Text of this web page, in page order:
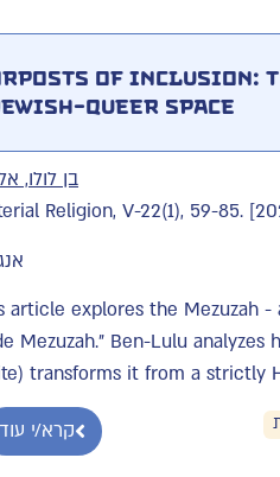
of Inclusion:
Queer Space
בן לולו,
Religion, V-22(1), 59-85.
article explores the Mezuzah
Mezuzah." Ben-Lulu
transforms it from a strictly
קרא/י עוד